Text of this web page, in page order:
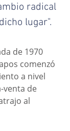
radical
lugar".
de 1970
comenzó
a nivel
venta de
al